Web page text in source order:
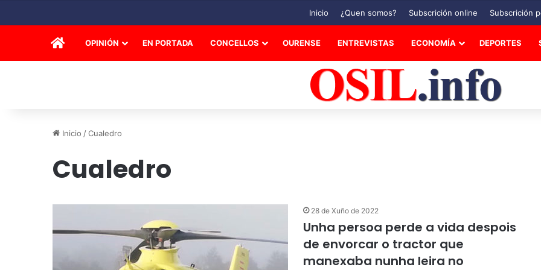
Inicio ¿Quen somos? Subscrición online Subscrición
INICIOOPINIÓN EN PORTADA CONCELLOS OURENSE ENTREVISTAS ECONOMÍA DEPORTES
Inicio /Cualedro
Cualedro
28 de Xuño de 2022
Unha persoa perde a vida despois
de envorcar o tractor que
manexaba nunha leira no